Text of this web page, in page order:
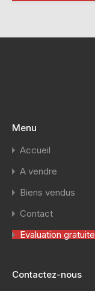
Menu
Accueil
A vendre
Biens vendus
Contact
Evaluation gratuite
Contactez-nous